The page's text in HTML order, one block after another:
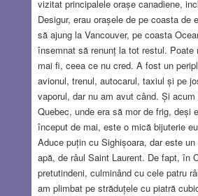
vizitat principalele orașe canadiene,
Desigur, erau orașele de pe coasta de
să ajung la Vancouver, pe coasta
însemnat să renunț la tot restul. Poate
mai fi, ceea ce nu cred. A fost un
avionul, trenul, autocarul, taxiul și pe
vaporul, dar nu am avut când. Și
Quebec, unde era să mor de frig, deși
început de mai, este o mică bijuterie
Aduce puțin cu Sighișoara, dar este
apă, de râul Saint Laurent. De fapt, în
pretutindeni, culminând cu cele patru
am plimbat pe străduțele cu piatră